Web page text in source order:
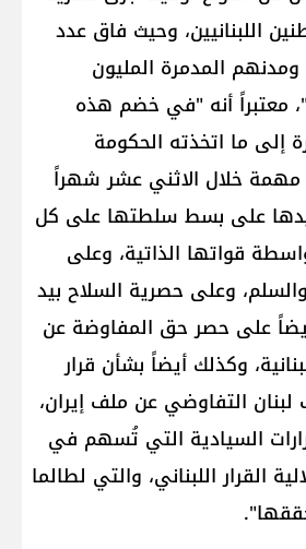
اللبنانيين، وحيث فاق عدد
المدمرة المليون
معتبراً أنه "في خضم هذه
إلى ما اتخذته الحكومة
مهمة خلال الاثني عشر شهراً
على بسط سلطتها على كل
قواتها الذاتية، وعلى
وعلى حصرية السلاح بيد
وأيضاً على حصر حق المفاوضة عن
وكذلك أيضاً بشأن قرار
التفاوضي عن ملف إيران،
السيادية التي تُسهم في
القرار اللبناني، والتي لطالما